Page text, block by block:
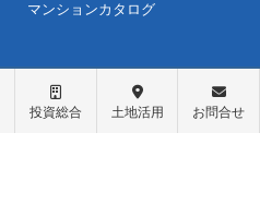
マンションカタログ
投資総合 土地活用 お問合せ